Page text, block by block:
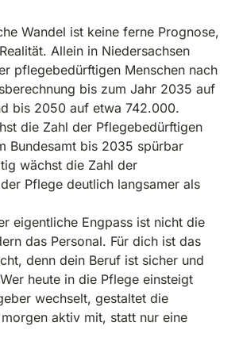
Wandel ist keine ferne Prognose,
Allein in Niedersachsen
pflegebedürftigen Menschen nach
bis zum Jahr 2035 auf
bis 2050 auf etwa 742.000.
die Zahl der Pflegebedürftigen
Bundesamt bis 2035 spürbar
wächst die Zahl der
Pflege deutlich langsamer als
eigentliche Engpass ist nicht die
das Personal. Für dich ist das
denn dein Beruf ist sicher und
heute in die Pflege einsteigt
wechselt, gestaltet die
aktiv mit, statt nur eine